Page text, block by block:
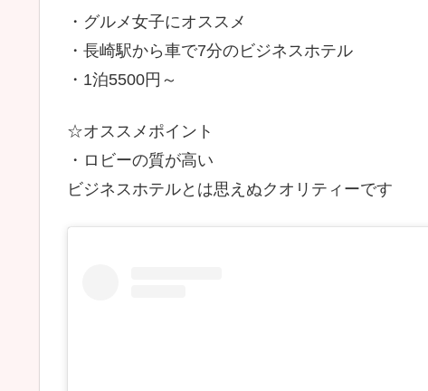
・グルメ女子にオススメ
・長崎駅から車で7分のビジネスホテル
・1泊5500円～
☆オススメポイント
・ロビーの質が高い
ビジネスホテルとは思えぬクオリティーです